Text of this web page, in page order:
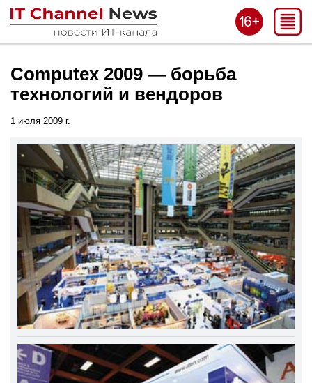
Computex 2009 — борьба
технологий и вендоров
1 июля 2009 г.